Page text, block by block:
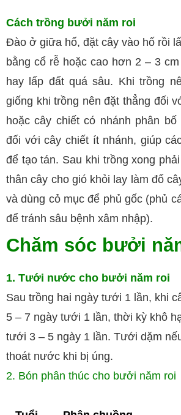
Cách trồng bưởi năm roi
Đào ở giữa hố, đặt cây vào hố rồi
bằng cổ rễ hoặc cao hơn 2 – 3
hay lấp đất quá sâu. Khi trồng
giống khi trồng nên đặt thẳng đối
hoặc cây chiết có nhánh phân
đối với cây chiết ít nhánh, giúp
để tạo tán. Sau khi trồng xong
thân cây cho gió khỏi lay làm đổ
và dùng cỏ mục để phủ gốc (phủ
để tránh sâu bệnh xâm nhập).
Chăm sóc bưởi
1. Tưới nước cho bưởi năm roi
Sau trồng hai ngày tưới 1 lần, khi
5 – 7 ngày tưới 1 lần, thời kỳ khô
tưới 3 – 5 ngày 1 lần. Tưới dặm
thoát nước khi bị úng.
2. Bón phân thúc cho bưởi năm roi